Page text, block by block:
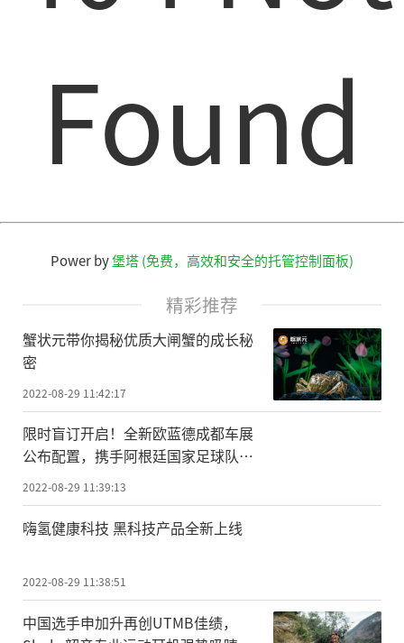
Found
Power by堡塔 (免费，高效和安全的托管控制面板)
精彩推荐
蟹状元带你揭秘优质大闸蟹的成长秘
密
2022-08-29 11:42:17
限时盲订开启！全新欧蓝德成都车展
公布配置，携手阿根廷国家足球队威
风启程
2022-08-29 11:39:13
嗨氢健康科技 黑科技产品全新上线
2022-08-29 11:38:51
中国选手申加升再创UTMB佳绩，